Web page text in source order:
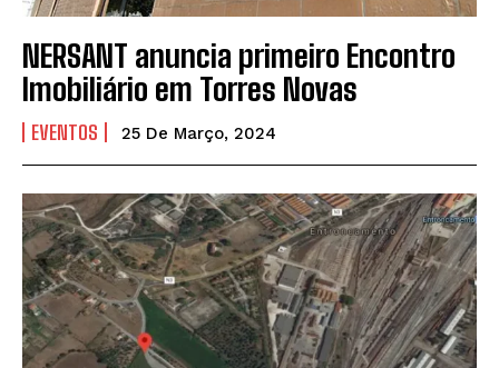
NERSANT anuncia primeiro Encontro
Imobiliário em Torres Novas
EVENTOS 25 De Março, 2024